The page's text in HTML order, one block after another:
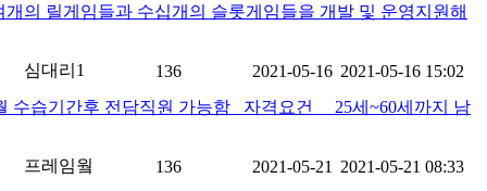
의 릴게임들과 수십개의 슬롯게임들을 개발 및 운영지원해
심대리1 136 2021-05-16 2021-05-16 15:02
수습기간후 전담직원 가능함 자격요건 _25세~60세까지 남
프레임웤 136 2021-05-21
2021-05-21 08:33